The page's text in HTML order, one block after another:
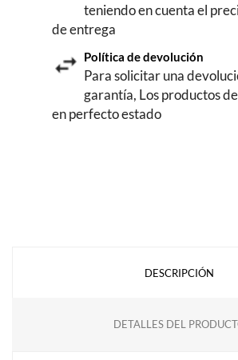
teniendo en cuenta el
de entrega
Política de devolución
Para solicitar una
garantía, Los productos
en perfecto estado
DESCRIPCIÓN
DETALLES DEL